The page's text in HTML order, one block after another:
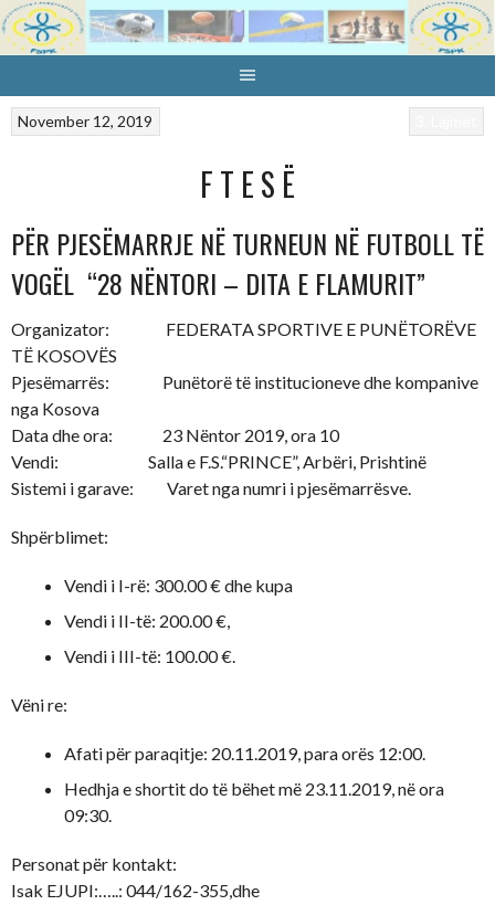
Skip
to
November 12, 2019
F T E S Ë
PËR PJESËMARRJE NË TURNEUN NË FUTBOLL TË
VOGËL “28 NËNTORI – DITA E FLAMURIT”
Organizator: FEDERATA SPORTIVE E PUNËTORËVE
TË KOSOVËS
Pjesëmarrës: Punëtorë të institucioneve dhe kompanive
nga Kosova
Data dhe ora: 23 Nëntor 2019, ora 10
Vendi: Salla e F.S.“PRINCE”, Arbëri, Prishtinë
Sistemi i garave: Varet nga numri i pjesëmarrësve.
Shpërblimet:
Vendi i I-rë: 300.00 € dhe kupa
Vendi i II-të: 200.00 €,
Vendi i III-të: 100.00 €.
Vëni re:
Afati për paraqitje: 20.11.2019, para orës 12:00.
Hedhja e shortit do të bëhet më 23.11.2019, në ora
09:30.
Personat për kontakt:
Isak EJUPI:…..: 044/162-355,dhe